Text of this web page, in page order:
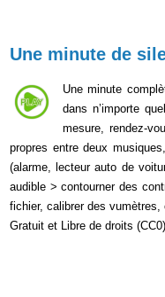
Une minute de
Une minute
dans n’importe
mesure, rendez-
propres entre deux
(alarme, lecteur auto de
audible > contourner des
fichier, calibrer des
Gratuit et Libre de droits